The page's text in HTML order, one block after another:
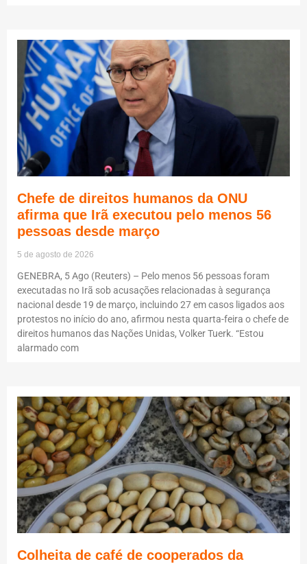
Chefe de direitos humanos da ONU
afirma que Irã executou pelo menos 56
pessoas desde março
5 de agosto de 2026
GENEBRA, 5 Ago (Reuters) – Pelo menos 56 pessoas foram
executadas no Irã sob acusações relacionadas à segurança
nacional desde 19 de março, incluindo 27 em casos ligados aos
protestos no início do ano, afirmou nesta quarta-feira o chefe de
direitos humanos das Nações Unidas, Volker Tuerk. “Estou
alarmado com
Colheita de café de cooperados da